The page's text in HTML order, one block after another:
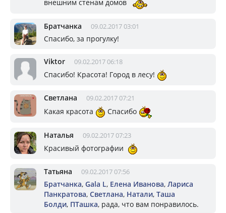
внешним стенам домов
Братчанка 09.02.2017 03:01
Спасибо, за прогулку!
Viktor 09.02.2017 06:18
Спасибо! Красота! Город в лесу!
Светлана 09.02.2017 07:21
Какая красота Спасибо
Наталья 09.02.2017 07:23
Красивый фотографии
Татьяна 09.02.2017 07:56
Братчанка, Gala L, Елена Иванова, Лариса
Панкратова, Светлана, Натали, Таша
Болди, ПТашка, рада, что вам понравилось.